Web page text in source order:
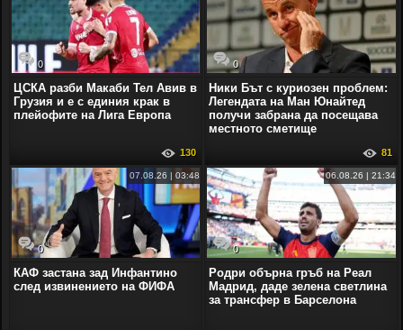
0
ЦСКА разби Макаби Тел Авив в
Грузия и е с единия крак в
плейофите на Лига Европа
130
0
Ники Бът с куриозен проблем:
Легендата на Ман Юнайтед
получи забрана да посещава
местното сметище
81
0
07.08.26 | 03:48
КАФ застана зад Инфантино
след извинението на ФИФА
0
06.08.26 | 21:34
Родри обърна гръб на Реал
Мадрид, даде зелена светлина
за трансфер в Барселона